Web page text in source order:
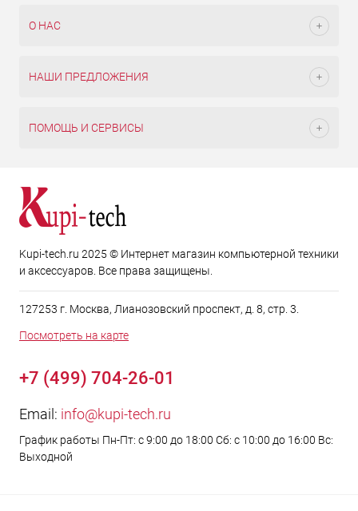
О НАС
НАШИ ПРЕДЛОЖЕНИЯ
ПОМОЩЬ И СЕРВИСЫ
Kupi-tech.ru 2025 © Интернет магазин компьютерной техники
и аксессуаров. Все права защищены.
127253 г. Москва, Лианозовский проспект, д. 8, стр. 3.
Посмотреть на карте
+7 (499) 704-26-01
Email: info@kupi-tech.ru
График работы Пн-Пт: с 9:00 до 18:00 Сб: с 10:00 до 16:00 Вс:
Выходной